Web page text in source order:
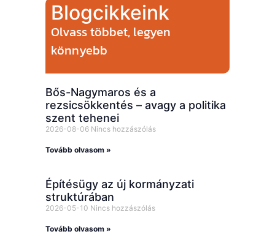
Blogcikkeink
Olvass többet, legyen
könnyebb
Bős-Nagymaros és a
rezsicsökkentés – avagy a politika
szent tehenei
2026-08-06 Nincs hozzászólás
Tovább olvasom »
Építésügy az új kormányzati
struktúrában
2026-05-10 Nincs hozzászólás
Tovább olvasom »